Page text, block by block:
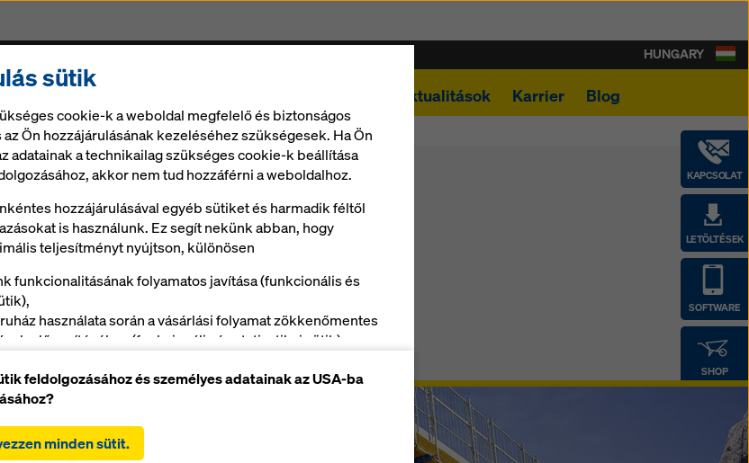
szolgáltatások Aktualitások Karrier Blog
KAPCSOLAT
LETÖLTÉSEK
SOFTWARE
SHOP
HUNGARY
– egyszerű, mint a Lego!
sütik
cookie-k a weboldal megfelelő és biztonságos
Ön hozzájárulásának kezeléséhez szükségesek. Ha Ön
adatainak a technikailag szükséges cookie-k beállítása
akkor nem tud hozzáférni a weboldalhoz.
hozzájárulásával egyéb sütiket és harmadik féltől
is használunk. Ez segít nekünk abban, hogy
teljesítményt nyújtson, különösen
funkcionalitásának folyamatos javítása (funkcionális és
használata során a vásárlási folyamat zökkenőmentes
elősegítéséhez (funkcionális és statisztikai sütik),
(marketing cookie-k).
hozzájárul az összes cookie telepítéséhez és
a kiválasztotthoz' gombra kattintva Ön
feldolgozásához és személyes adatainak az USA-ba
minden sütit.